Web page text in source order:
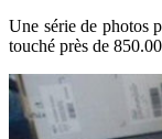
Une série de photos
touché près de